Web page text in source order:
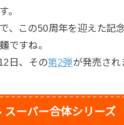
。
、この50周年を迎えた記
ですね。
日、その第2弾が発売され
スーパー合体シリーズ